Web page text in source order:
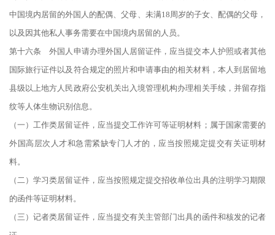
中国境内居留的外国人的配偶、父母、未满18周岁的子女、配偶的父母，
以及因其他私人事务需要在中国境内居留的人员。
第十六条 外国人申请办理外国人居留证件，应当提交本人护照或者其他
国际旅行证件以及符合规定的照片和申请事由的相关材料，本人到居留地
县级以上地方人民政府公安机关出入境管理机构办理相关手续，并留存指
纹等人体生物识别信息。
（一）工作类居留证件，应当提交工作许可等证明材料；属于国家需要的
外国高层次人才和急需紧缺专门人才的，应当按照规定提交有关证明材
料。
（二）学习类居留证件，应当按照规定提交招收单位出具的注明学习期限
的函件等证明材料。
（三）记者类居留证件，应当提交有关主管部门出具的函件和核发的记者